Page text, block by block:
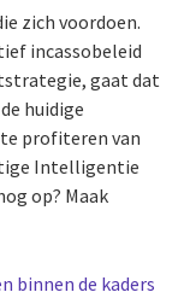
zich voordoen.
incassobeleid
gaat dat
huidige
profiteren van
Intelligentie
op? Maak
binnen de kaders